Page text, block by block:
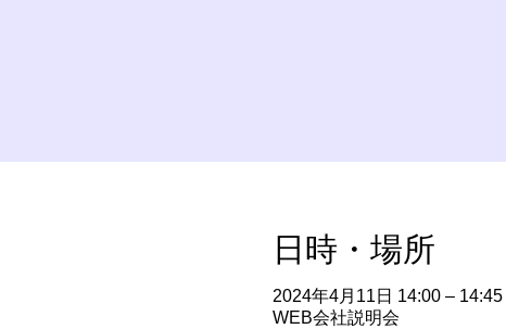
日時・場所
2024年4月11日 14:00 –
WEB会社説明会